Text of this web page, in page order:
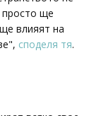
просто ще
влияят на
споделя тя.